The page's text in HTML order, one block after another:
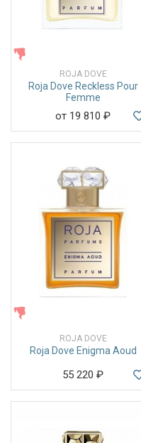
ROJA DOVE
Roja Dove Reckless Pour
Femme
от 19 810 ₽
ROJA DOVE
Roja Dove Enigma Aoud
55 220 ₽